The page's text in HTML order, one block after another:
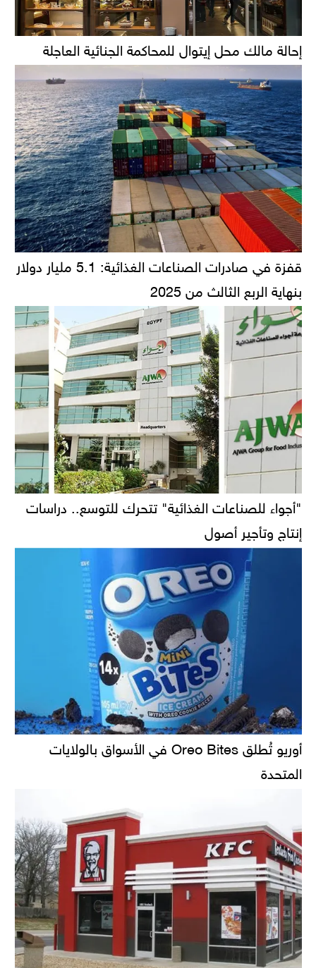
إحالة مالك محل إيتوال للمحاكمة الجنائية العاجلة
قفزة في صادرات الصناعات الغذائية: 5.1 مليار دولار
بنهاية الربع الثالث من 2025
"أجواء للصناعات الغذائية" تتحرك للتوسع.. دراسات
إنتاج وتأجير أصول
أوريو تُطلق Oreo Bites في الأسواق بالولايات
المتحدة